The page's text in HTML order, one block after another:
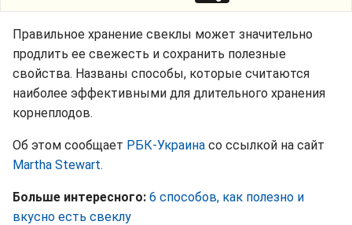
Правильное хранение свеклы может значительно
продлить ее свежесть и сохранить полезные
свойства. Названы способы, которые считаются
наиболее эффективными для длительного хранения
корнеплодов.
Об этом сообщает РБК-Украина со ссылкой на сайт
Martha Stewart.
Больше интересного: 6 способов, как полезно и
вкусно есть свеклу